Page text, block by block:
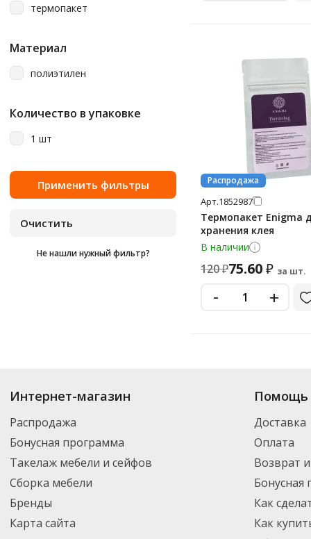
термопакет
Материал
полиэтилен
Количество в упаковке
1 шт
Не нашли нужный фильтр?
Распродажа
Арт.1852987
Термопакет Enigma
хранения клея
В наличии
120₽75.60₽ за шт.
- +
Купить
. В ассортименте интернет-
выбрать нужный товар и добавить его в корзину для дальнейшего
транспортной компанией DPD. Для постоянных клиентов - скидка,
Интернет-магазин
Распродажа
Бонусная программа
Такелаж мебели и сейфов
Сборка мебели
Бренды
Карта сайта
Помощь
Доставка
Оплата
Возврат
Бонусная
Как
Как